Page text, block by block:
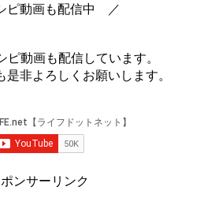
ピ動画も配信中 ／
ピ動画も配信しています。
非よろしくお願いします。
ンサーリンク